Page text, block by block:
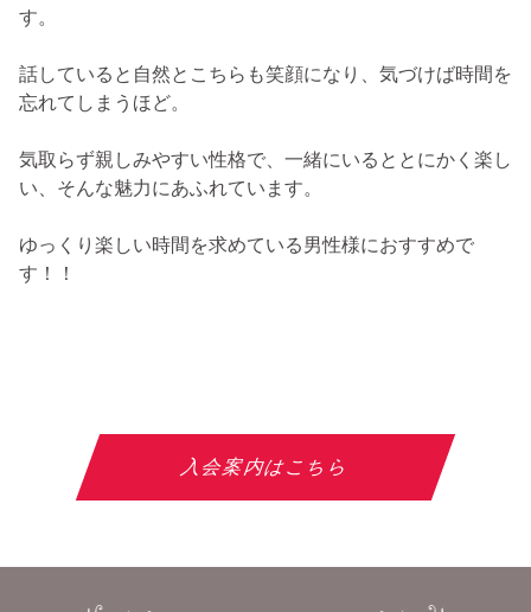
す。
話していると自然とこちらも笑顔になり、気づけば時間を
忘れてしまうほど。
気取らず親しみやすい性格で、一緒にいるととにかく楽し
い、そんな魅力にあふれています。
ゆっくり楽しい時間を求めている男性様におすすめで
す！！
入会案内はこちら